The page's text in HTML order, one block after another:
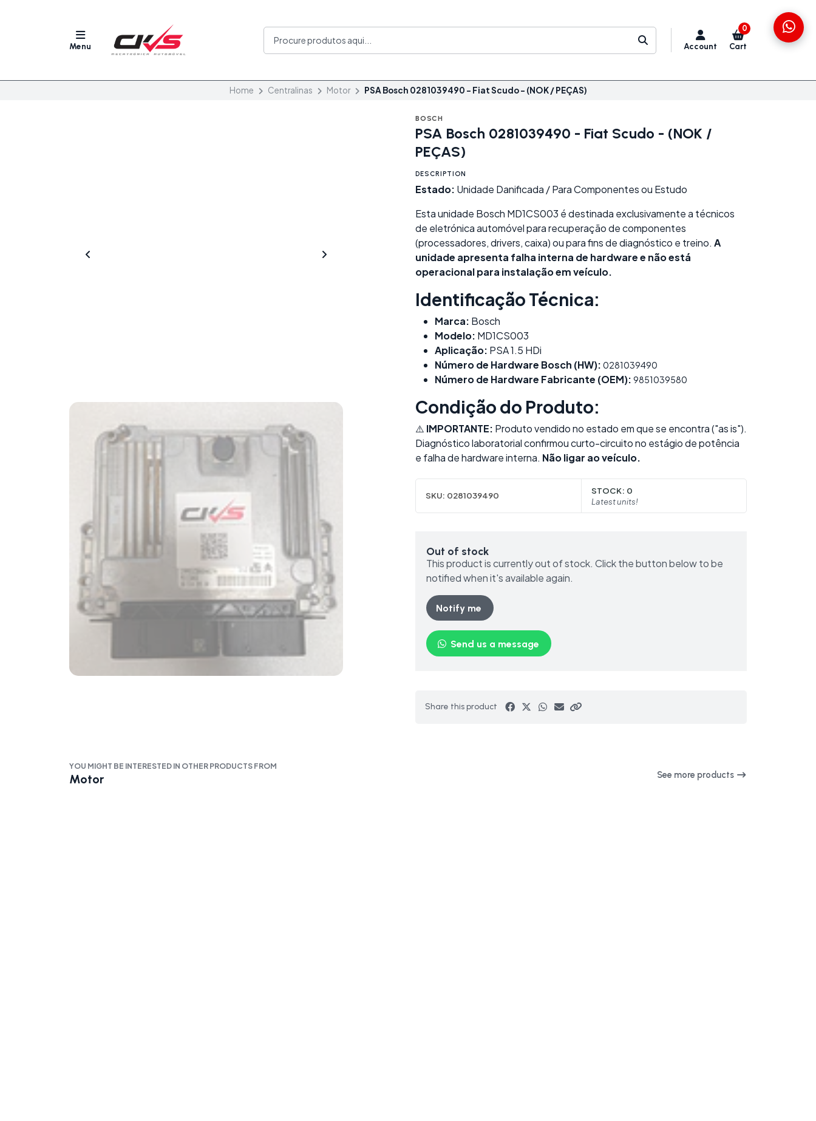
Menu Account
0
Cart
Home Centralinas Motor PSA Bosch 0281039490 - Fiat Scudo - (NOK / PEÇAS)
BOSCH
PSA Bosch 0281039490 - Fiat Scudo - (NOK /
PEÇAS)
DESCRIPTION
Estado: Unidade Danificada / Para Componentes ou Estudo
Esta unidade Bosch MD1CS003 é destinada exclusivamente a técnicos
de eletrónica automóvel para recuperação de componentes
(processadores, drivers, caixa) ou para fins de diagnóstico e treino. A
unidade apresenta falha interna de hardware e não está
operacional para instalação em veículo.
Identificação Técnica:
Marca: Bosch
Modelo: MD1CS003
Aplicação: PSA 1.5 HDi
Número de Hardware Bosch (HW): 0281039490
Número de Hardware Fabricante (OEM): 9851039580
Condição do Produto:
⚠️ IMPORTANTE: Produto vendido no estado em que se encontra ("as is").
Diagnóstico laboratorial confirmou curto-circuito no estágio de potência
e falha de hardware interna. Não ligar ao veículo.
SKU: 0281039490 STOCK: 0
Latest units!
Out of stock
This product is currently out of stock. Click the button below to be
notified when it's available again.
Notify me
Send us a message
Share this product
YOU MIGHT BE INTERESTED IN OTHER PRODUCTS FROM
Motor See more products